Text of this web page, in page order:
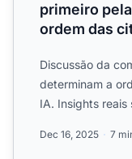
primeiro
ordem das
Discussão da
determinam a
IA. Insights
Dec 16, 2025 7